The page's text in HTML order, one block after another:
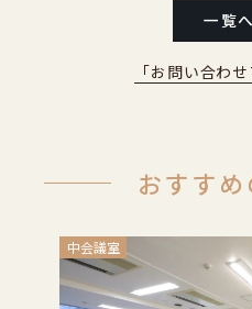
一覧
「お問い合わ
おすす
中会議室